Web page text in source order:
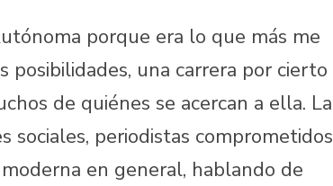
porque era lo que más me
una carrera por cierto
de quiénes se acercan a ella. La
sociales, periodistas comprometidos
en general, hablando de